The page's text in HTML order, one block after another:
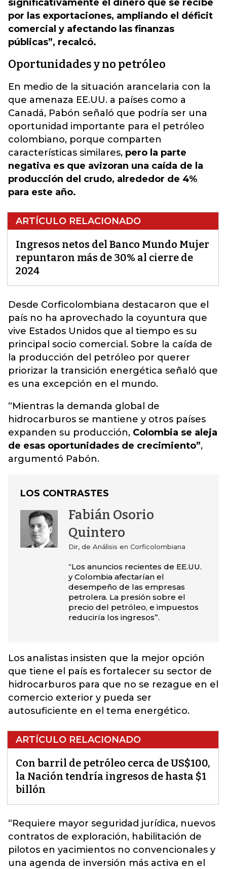
significativamente el dinero que se recibe
por las exportaciones, ampliando el déficit
comercial y afectando las finanzas
públicas”, recalcó.
Oportunidades y no petróleo
En medio de la situación arancelaria con la
que amenaza EE.UU. a países como a
Canadá, Pabón señaló que podría ser una
oportunidad importante para el petróleo
colombiano, porque comparten
características similares, pero la parte
negativa es que avizoran una caída de la
producción del crudo, alrededor de 4%
para este año.
ARTÍCULO RELACIONADO
Ingresos netos del Banco Mundo Mujer
repuntaron más de 30% al cierre de
2024
Desde Corficolombiana destacaron que el
país no ha aprovechado la coyuntura que
vive Estados Unidos que al tiempo es su
principal socio comercial. Sobre la caída de
la producción del petróleo por querer
priorizar la transición energética señaló que
es una excepción en el mundo.
“Mientras la demanda global de
hidrocarburos se mantiene y otros países
expanden su producción, Colombia se aleja
de esas oportunidades de crecimiento”,
argumentó Pabón.
LOS CONTRASTES
Fabián Osorio
Quintero
Dir, de Análisis en Corficolombiana
“Los anuncios recientes de EE.UU.
y Colombia afectarían el
desempeño de las empresas
petrolera. La presión sobre el
precio del petróleo, e impuestos
reduciría los ingresos”.
Los analistas insisten que la mejor opción
que tiene el país es fortalecer su sector de
hidrocarburos para que no se rezague en el
comercio exterior y pueda ser
autosuficiente en el tema energético.
ARTÍCULO RELACIONADO
Con barril de petróleo cerca de US$100,
la Nación tendría ingresos de hasta $1
billón
“Requiere mayor seguridad jurídica, nuevos
contratos de exploración, habilitación de
pilotos en yacimientos no convencionales y
una agenda de inversión más activa en el